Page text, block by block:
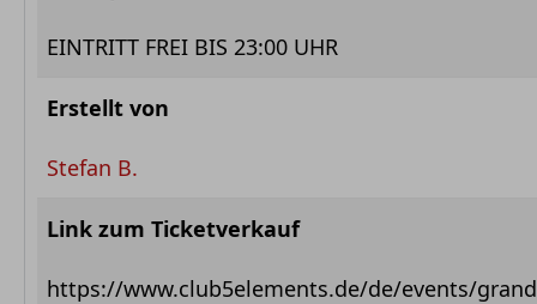
EINTRITT FREI BIS 23:00 UHR
Erstellt von
Stefan B.
Link zum Ticketverkauf
https://www.club5elements.de/de/events/